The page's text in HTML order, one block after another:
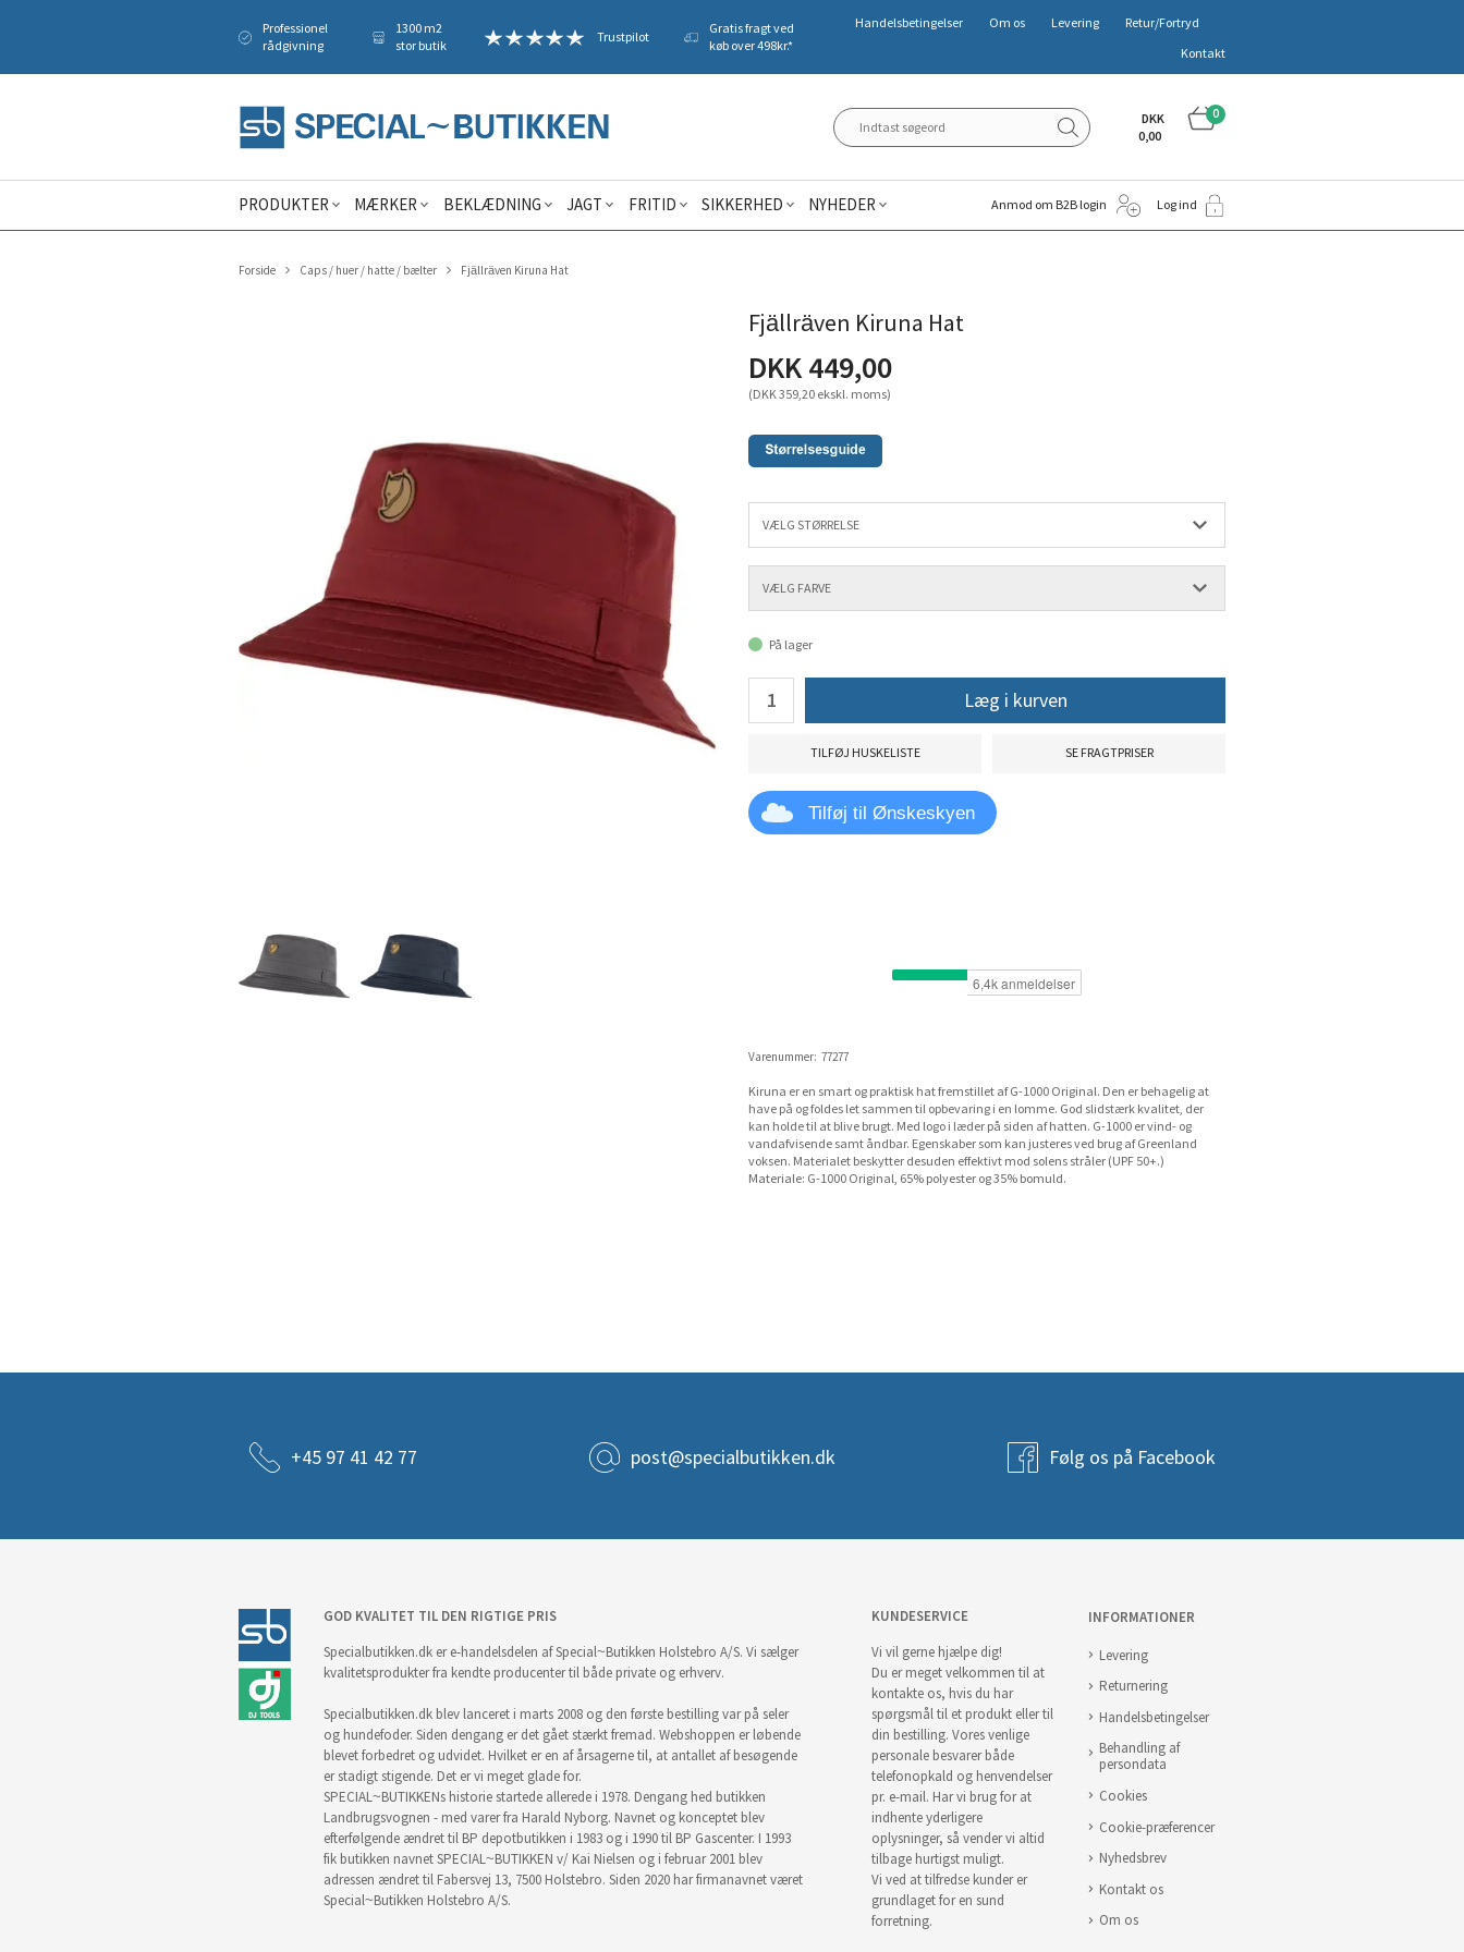
Professionel
rådgivning
1300 m2
stor butik
Trustpilot
Gratis fragt ved
køb over 498kr.*
Handelsbetingelser Om os Levering
Retur/Fortryd
Kontakt
0
DKK
0,00
PRODUKTER MÆRKER BEKLÆDNING JAGT FRITID SIKKERHED NYHEDER Anmod om B2B login Log ind
Forside Caps / huer / hatte / bælter Fjällräven Kiruna Hat
Fjällräven Kiruna Hat
DKK 449,00
(DKK 359,20 ekskl. moms)
På lager
Læg i kurven
TILFØJ HUSKELISTE SE FRAGTPRISER
Tilføj til Ønskeskyen
Varenummer: 77277
Kiruna er en smart og praktisk hat fremstillet af G-1000 Original. Den er behagelig at
have på og foldes let sammen til opbevaring i en lomme. God slidstærk kvalitet, der
kan holde til at blive brugt. Med logo i læder på siden af hatten. G-1000 er vind- og
vandafvisende samt åndbar. Egenskaber som kan justeres ved brug af Greenland
voksen. Materialet beskytter desuden effektivt mod solens stråler (UPF 50+.)
Materiale: G-1000 Original, 65% polyester og 35% bomuld.
+45 97 41 42 77 post@specialbutikken.dk Følg os på Facebook
GOD KVALITET TIL DEN RIGTIGE PRIS
Specialbutikken.dk er e-handelsdelen af Special~Butikken Holstebro A/S. Vi sælger
kvalitetsprodukter fra kendte producenter til både private og erhverv.
Specialbutikken.dk blev lanceret i marts 2008 og den første bestilling var på seler
og hundefoder. Siden dengang er det gået stærkt fremad. Webshoppen er løbende
blevet forbedret og udvidet. Hvilket er en af årsagerne til, at antallet af besøgende
er stadigt stigende. Det er vi meget glade for.
SPECIAL~BUTIKKENs historie startede allerede i 1978. Dengang hed butikken
Landbrugsvognen - med varer fra Harald Nyborg. Navnet og konceptet blev
efterfølgende ændret til BP depotbutikken i 1983 og i 1990 til BP Gascenter. I 1993
fik butikken navnet SPECIAL~BUTIKKEN v/ Kai Nielsen og i februar 2001 blev
adressen ændret til Fabersvej 13, 7500 Holstebro. Siden 2020 har firmanavnet været
Special~Butikken Holstebro A/S.
KUNDESERVICE
Vi vil gerne hjælpe dig!
Du er meget velkommen til at
kontakte os, hvis du har
spørgsmål til et produkt eller til
din bestilling. Vores venlige
personale besvarer både
telefonopkald og henvendelser
pr. e-mail. Har vi brug for at
indhente yderligere
oplysninger, så vender vi altid
tilbage hurtigst muligt.
Vi ved at tilfredse kunder er
grundlaget for en sund
forretning.
INFORMATIONER
Levering
Returnering
Handelsbetingelser
Behandling af
persondata
Cookies
Cookie-præferencer
Nyhedsbrev
Kontakt os
Om os